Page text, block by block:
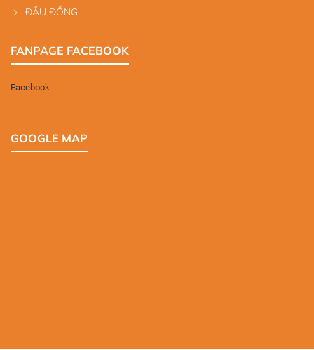
ĐẦU ĐỒNG
FANPAGE FACEBOOK
Facebook
GOOGLE MAP